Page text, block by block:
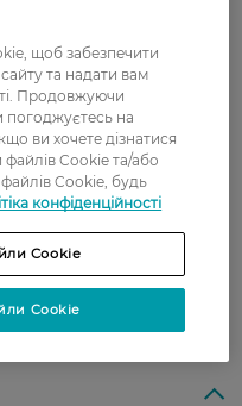
- 99 грн,
безкоштовна
Watsons
щоб забезпечити
та надати вам
Продовжуючи
погоджуєтесь на
ви хочете дізнатися
Cookie та/або
Cookie, будь
конфіденційності
Cookie
Cookie